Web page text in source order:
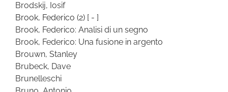
Brodskij, Iosif
Brook, Federico (2) [ - ]
Brook, Federico: Analisi di un segno
Brook, Federico: Una fusione in argento
Brouwn, Stanley
Brubeck, Dave
Brunelleschi